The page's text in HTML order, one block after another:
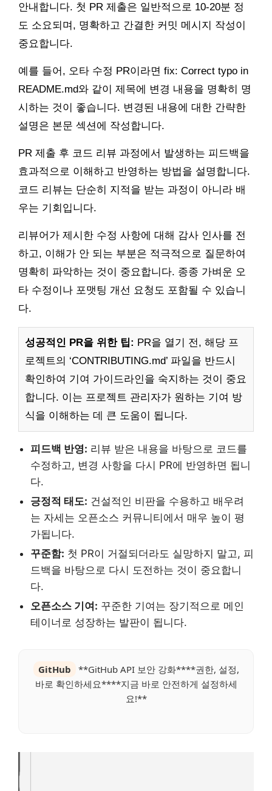
안내합니다. 첫 PR 제출은 일반적으로 10-20분 정
도 소요되며, 명확하고 간결한 커밋 메시지 작성이
중요합니다.
예를 들어, 오타 수정 PR이라면 fix: Correct typo in
README.md와 같이 제목에 변경 내용을 명확히 명
시하는 것이 좋습니다. 변경된 내용에 대한 간략한
설명은 본문 섹션에 작성합니다.
PR 제출 후 코드 리뷰 과정에서 발생하는 피드백을
효과적으로 이해하고 반영하는 방법을 설명합니다.
코드 리뷰는 단순히 지적을 받는 과정이 아니라 배
우는 기회입니다.
리뷰어가 제시한 수정 사항에 대해 감사 인사를 전
하고, 이해가 안 되는 부분은 적극적으로 질문하여
명확히 파악하는 것이 중요합니다. 종종 가벼운 오
타 수정이나 포맷팅 개선 요청도 포함될 수 있습니
다.
성공적인 PR을 위한 팁: PR을 열기 전, 해당 프
로젝트의 ‘CONTRIBUTING.md’ 파일을 반드시
확인하여 기여 가이드라인을 숙지하는 것이 중요
합니다. 이는 프로젝트 관리자가 원하는 기여 방
식을 이해하는 데 큰 도움이 됩니다.
피드백 반영: 리뷰 받은 내용을 바탕으로 코드를
수정하고, 변경 사항을 다시 PR에 반영하면 됩니
다.
긍정적 태도: 건설적인 비판을 수용하고 배우려
는 자세는 오픈소스 커뮤니티에서 매우 높이 평
가됩니다.
꾸준함: 첫 PR이 거절되더라도 실망하지 말고, 피
드백을 바탕으로 다시 도전하는 것이 중요합니
다.
오픈소스 기여: 꾸준한 기여는 장기적으로 메인
테이너로 성장하는 발판이 됩니다.
GitHub
**GitHub API 보안 강화****권한, 설정,
바로 확인하세요****지금 바로 안전하게 설정하세
요!**